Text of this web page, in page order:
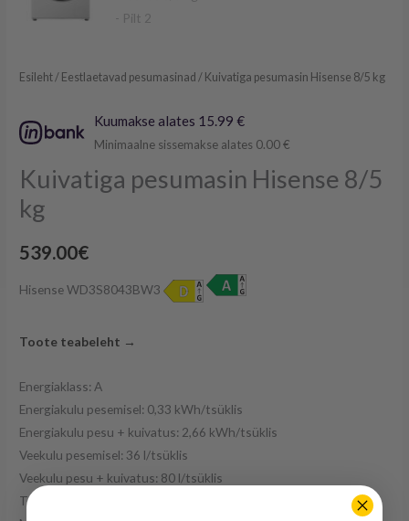
Esileht/ Eestlaetavad pesumasinad / Kuivatiga pesumasin Hisense 8/5 kg
Kuumakse alates 15.99 €
Minimaalne sissemakse alates 0.00 €
Kuivatiga pesumasin Hisense 8/5
kg
539.00€
Hisense WD3S8043BW3
Toote teabeleht →
Energiaklass: A
Energiakulu pesemisel: 0,33 kWh/tsüklis
Energiakulu pesu + kuivatus: 2,66 kWh/tsüklis
Veekulu pesemisel: 36 l/tsüklis
Veekulu pesu + kuivatus: 80 l/tsüklis
Tsentrifuugimiskiirus: 1400 p/min